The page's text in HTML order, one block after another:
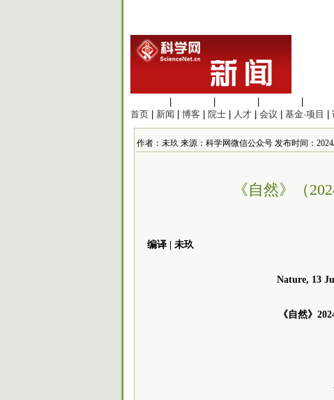
首页
新闻 博客 院士 人才 会议 基金·项目
作者：未玖 来源：科学网微信公众号 发布时间：
《自然》（
编译 | 未玖
Nature, 13
《自然》